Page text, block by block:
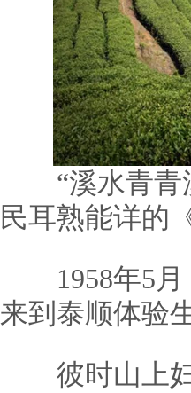
“溪水青青
民耳熟能详的
1958年5月
来到泰顺体验
彼时山上妇